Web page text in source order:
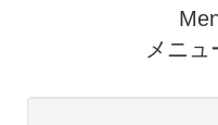
メニ